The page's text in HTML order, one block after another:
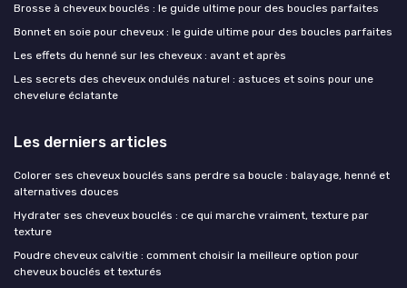
Brosse à cheveux bouclés : le guide ultime pour des boucles parfaites
Bonnet en soie pour cheveux : le guide ultime pour des boucles parfaites
Les effets du henné sur les cheveux : avant et après
Les secrets des cheveux ondulés naturel : astuces et soins pour une
chevelure éclatante
Les derniers articles
Colorer ses cheveux bouclés sans perdre sa boucle : balayage, henné et
alternatives douces
Hydrater ses cheveux bouclés : ce qui marche vraiment, texture par
texture
Poudre cheveux calvitie : comment choisir la meilleure option pour
cheveux bouclés et texturés